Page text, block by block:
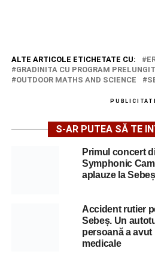
ALTE ARTICOLE ETICHETATE CU:
GRADINITA CU PROGRAM
OUTDOOR MATHS AND SCIENCE
S-AR PUTEA SĂ TE
Primul concert
Symphonic
aplauze la Sebeș
Accident rutier
Sebeș. Un
persoană a
medicale